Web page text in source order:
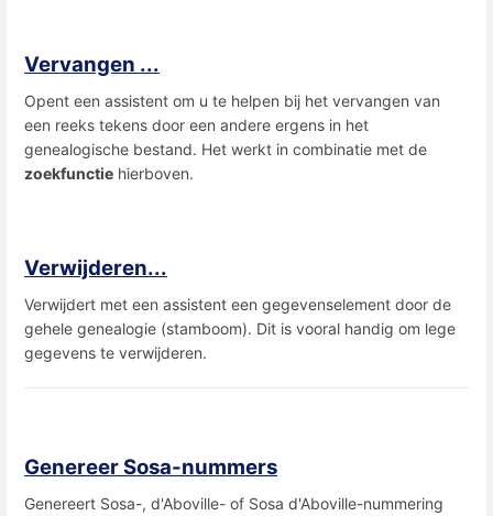
Vervangen ...
Opent een assistent om u te helpen bij het vervangen van
een reeks tekens door een andere ergens in het
genealogische bestand. Het werkt in combinatie met de
zoekfunctie hierboven.
Verwijderen...
Verwijdert met een assistent een gegevenselement door de
gehele genealogie (stamboom). Dit is vooral handig om lege
gegevens te verwijderen.
Genereer Sosa-nummers
Genereert Sosa-, d'Aboville- of Sosa d'Aboville-nummering